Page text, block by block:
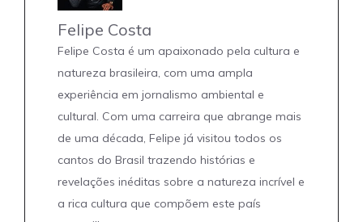
Felipe Costa
Felipe Costa é um apaixonado pela cultura e
natureza brasileira, com uma ampla
experiência em jornalismo ambiental e
cultural. Com uma carreira que abrange mais
de uma década, Felipe já visitou todos os
cantos do Brasil trazendo histórias e
revelações inéditas sobre a natureza incrível e
a rica cultura que compõem este país